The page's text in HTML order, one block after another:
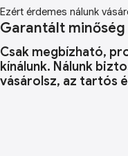
Ezért érdemes nálunk
Garantált minőség
Csak megbízható,
kínálunk. Nálunk
vásárolsz, az tartós